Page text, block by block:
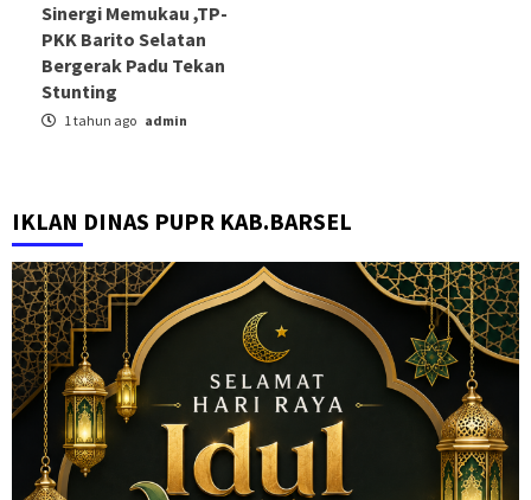
Sinergi Memukau ,TP-
PKK Barito Selatan
Bergerak Padu Tekan
Stunting
1 tahun ago admin
IKLAN DINAS PUPR KAB.BARSEL